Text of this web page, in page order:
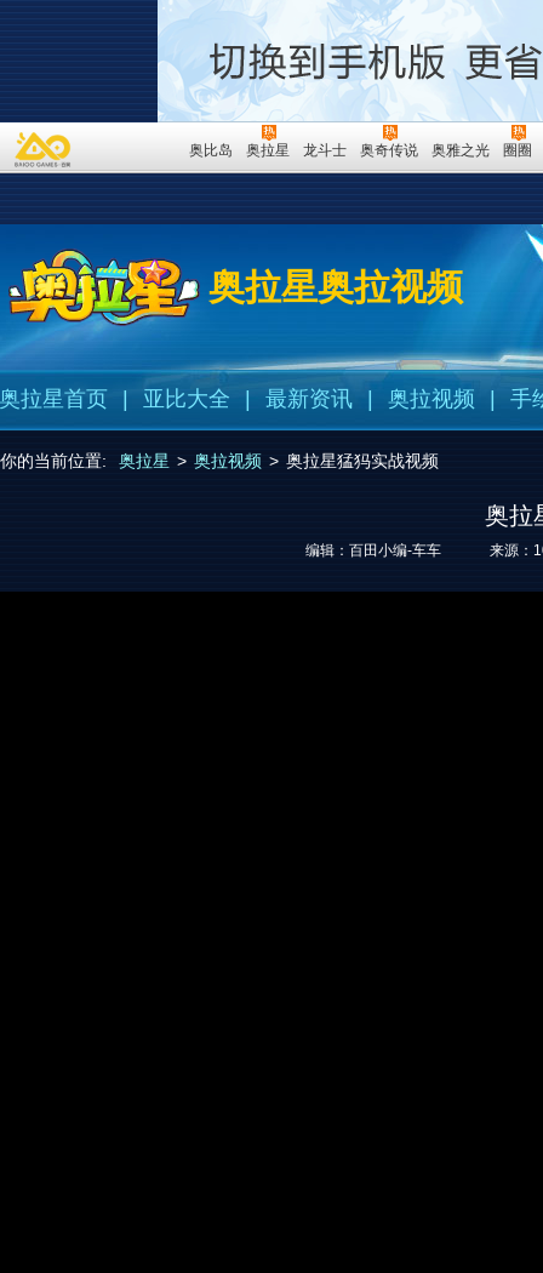
奥比岛 奥拉星 龙斗士 奥奇传说 奥雅之光 圈圈
奥拉星奥拉视频
奥拉星首页 亚比大全 最新资讯 奥拉视频 手
你的当前位置: 奥拉星 > 奥拉视频 > 奥拉星猛犸实战视频
奥拉
编辑：百田小编-车车 来源：